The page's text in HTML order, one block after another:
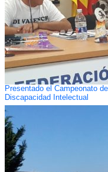
Presentado el Campeonato
Discapacidad Intelectual